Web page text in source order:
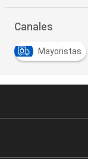
Canales
Mayoristas